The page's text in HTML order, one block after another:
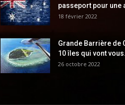
passeport pour une
18 février 2022
Grande Barrière de
10 îles qui vont
26 octobre 2022